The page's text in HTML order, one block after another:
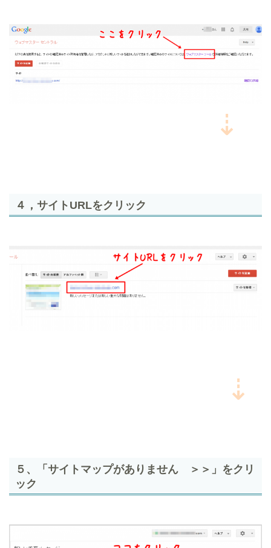
⇣
４，サイトURLをクリック
⇣
５、「サイトマップがありません ＞＞」をクリ
ック